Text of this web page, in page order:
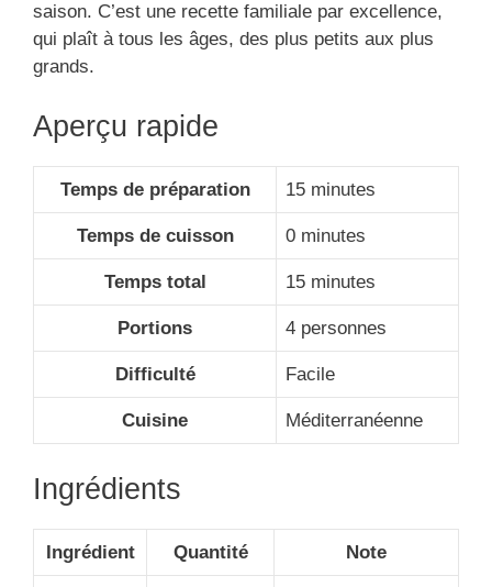
saison. C’est une recette familiale par excellence,
qui plaît à tous les âges, des plus petits aux plus
grands.
Aperçu rapide
Temps de préparation 15 minutes
Temps de cuisson 0 minutes
Temps total 15 minutes
Portions 4 personnes
Difficulté Facile
Cuisine Méditerranéenne
Ingrédients
Ingrédient Quantité Note